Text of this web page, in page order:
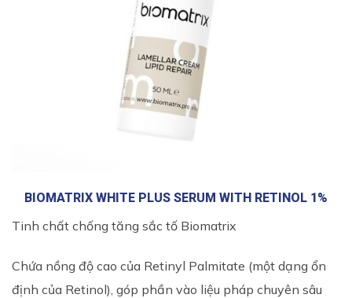
BIOMATRIX WHITE PLUS SERUM WITH RETINOL 1%
Tinh chất chống tăng sắc tố Biomatrix
Chứa nồng độ cao của Retinyl Palmitate (một dạng ổn
định của Retinol), góp phần vào liệu pháp chuyên sâu